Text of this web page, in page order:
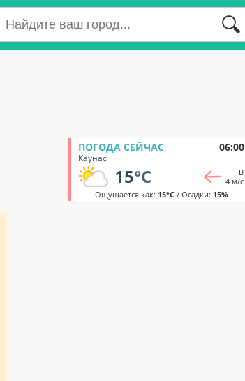
ПОГОДА СЕЙЧАС 06:00
Каунас
15°C
В
4 м/с
Ощущается как: 15°C/ Осадки: 15%